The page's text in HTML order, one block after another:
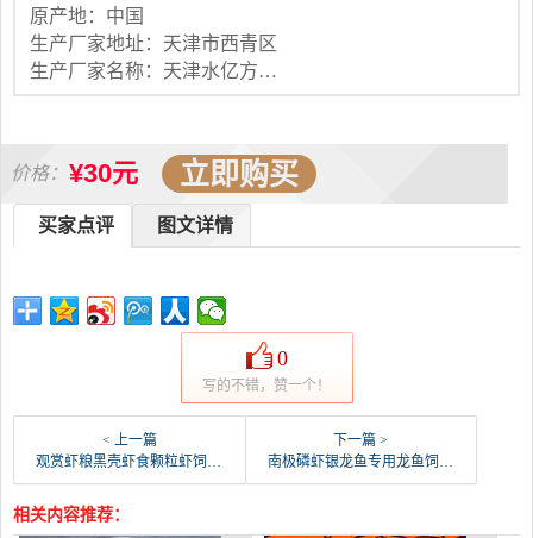
原产地：中国
生产厂家地址：天津市西青区
生产厂家名称：天津水亿方宠物用品有限公司
价格： ¥30元 立即购买
图文详情
买家点评
0
写的不错，赞一个！
< 上一篇
观赏虾粮黑壳虾食颗粒虾饲料高蛋白鳌虾粮小型虾饲料高-虾饲料(宠小件旗舰店仅售10.68元)
下一篇 >
南极磷虾银龙鱼专用龙鱼饲料血鹦鹉罗汉发财鱼食虾干乌-虾饲料(果登喜旗舰店仅售9.12元)
相关内容推荐：